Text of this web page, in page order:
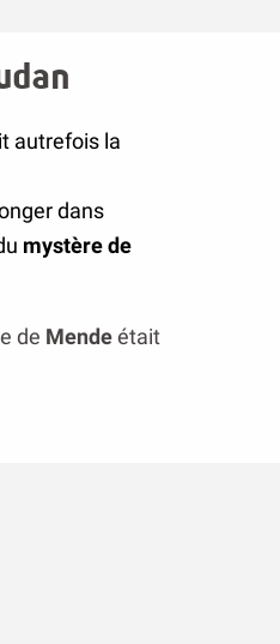
autrefois la
dans
mystère de
de Mendeétait